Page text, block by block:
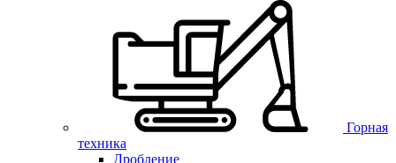
Горная
техника
Дробление